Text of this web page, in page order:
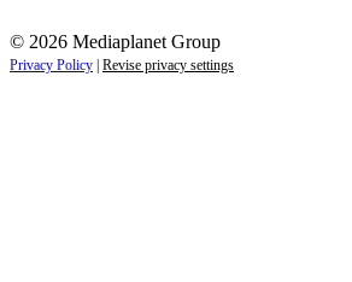
© 2026 Mediaplanet Group
Privacy Policy Revise privacy settings